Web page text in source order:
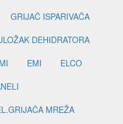
GRIJAČ ISPARIVAČA
DEHIDRATORA
EMI
ELCO
MREŽA